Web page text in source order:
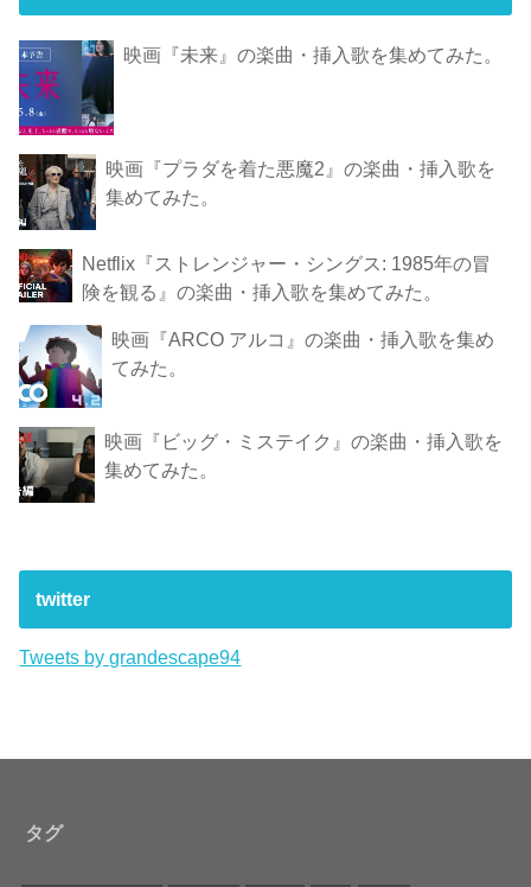
映画『未来』の楽曲・挿入歌を集めてみた。
映画『プラダを着た悪魔2』の楽曲・挿入歌を
集めてみた。
Netflix『ストレンジャー・シングス: 1985年の冒
険 を観 る』の楽曲・挿入歌を集めてみた。
映画『ARCO アルコ』の楽曲・挿入歌を集め
てみた。
映画『ビッグ・ミステイク』の楽曲・挿入歌を
集めてみた。
twitter
Tweets by grandescape94
タグ